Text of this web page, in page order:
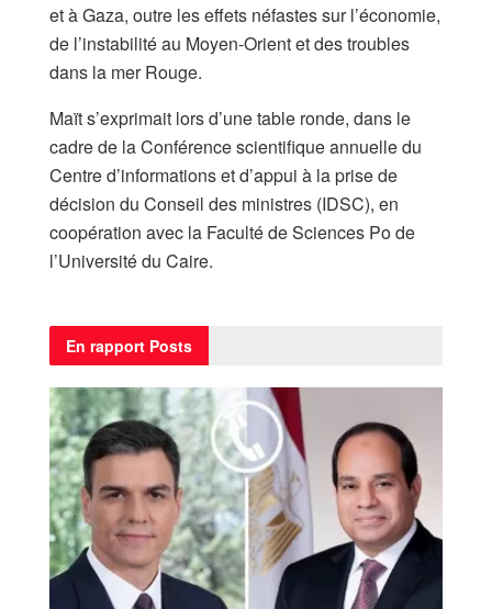
et à Gaza, outre les effets néfastes sur l’économie,
de l’instabilité au Moyen-Orient et des troubles
dans la mer Rouge.
Maït s’exprimait lors d’une table ronde, dans le
cadre de la Conférence scientifique annuelle du
Centre d’informations et d’appui à la prise de
décision du Conseil des ministres (IDSC), en
coopération avec la Faculté de Sciences Po de
l’Université du Caire.
En rapport Posts